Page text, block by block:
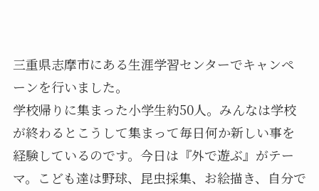
三重県志摩市にある生涯学習センターでキャンペ
ーンを行いました。
学校帰りに集まった小学生約50人。みんなは学校
が終わるとこうして集まって毎日何か新しい事を
経験しているのです。今日は『外で遊ぶ』がテー
マ。こども達は野球、昆虫採集、お絵描き、自分で